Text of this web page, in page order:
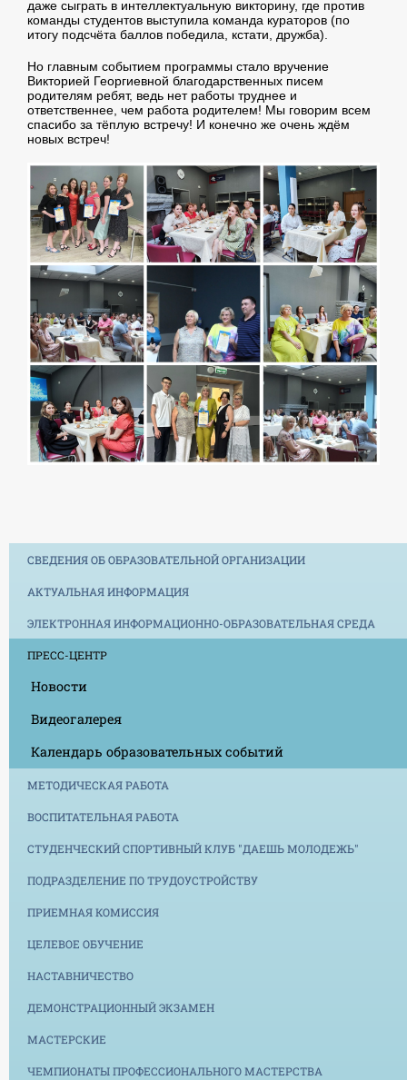
даже сыграть в интеллектуальную викторину, где против
команды студентов выступила команда кураторов (по
итогу подсчёта баллов победила, кстати, дружба).
Но главным событием программы стало вручение
Викторией Георгиевной благодарственных писем
родителям ребят, ведь нет работы труднее и
ответственнее, чем работа родителем! Мы говорим всем
спасибо за тёплую встречу! И конечно же очень ждём
новых встреч!
СВЕДЕНИЯ ОБ ОБРАЗОВАТЕЛЬНОЙ ОРГАНИЗАЦИИ
АКТУАЛЬНАЯ ИНФОРМАЦИЯ
ЭЛЕКТРОННАЯ ИНФОРМАЦИОННО-ОБРАЗОВАТЕЛЬНАЯ СРЕДА
ПРЕСС-ЦЕНТР
Новости
Видеогалерея
Календарь образовательных событий
МЕТОДИЧЕСКАЯ РАБОТА
ВОСПИТАТЕЛЬНАЯ РАБОТА
СТУДЕНЧЕСКИЙ СПОРТИВНЫЙ КЛУБ "ДАЕШЬ МОЛОДЕЖЬ"
ПОДРАЗДЕЛЕНИЕ ПО ТРУДОУСТРОЙСТВУ
ПРИЕМНАЯ КОМИССИЯ
ЦЕЛЕВОЕ ОБУЧЕНИЕ
НАСТАВНИЧЕСТВО
ДЕМОНСТРАЦИОННЫЙ ЭКЗАМЕН
МАСТЕРСКИЕ
ЧЕМПИОНАТЫ ПРОФЕССИОНАЛЬНОГО МАСТЕРСТВА